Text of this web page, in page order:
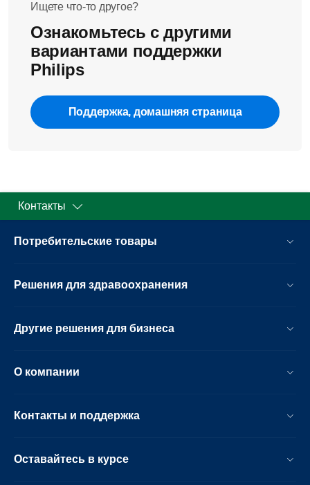
Ищете что-то другое?
Ознакомьтесь с другими
вариантами поддержки
Philips
Поддержка, домашняя страница
Контакты
Потребительские товары
Решения для здравоохранения
Другие решения для бизнеса
О компании
Контакты и поддержка
Оставайтесь в курсе